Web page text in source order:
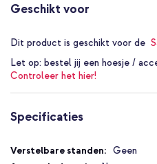
Sterke magneetsluiting: blijft
Inclusief 1 jaar garantie
Vereenvoudig en verfraai je
Geschikt voor
Dit product is geschikt voor de
Let op: bestel jij een hoesje /
Controleer het hier!
Specificaties
Specificaties
Geen